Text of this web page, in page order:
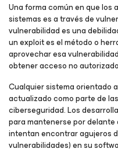
Una forma común en que
sistemas es a través de
vulnerabilidad es una
un exploit es el método o
aprovechar esa
obtener acceso no
Cualquier sistema orientado
actualizado como parte de
ciberseguridad. Los
para mantenerse por
intentan encontrar agujeros
vulnerabilidades) en su